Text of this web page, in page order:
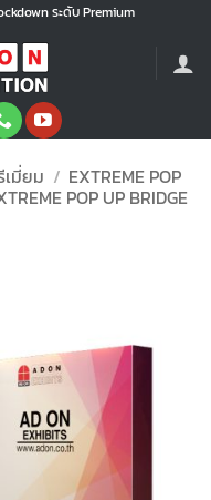
ระดับ Premium
มี่ยม / EXTREME POP
POP UP BRIDGE